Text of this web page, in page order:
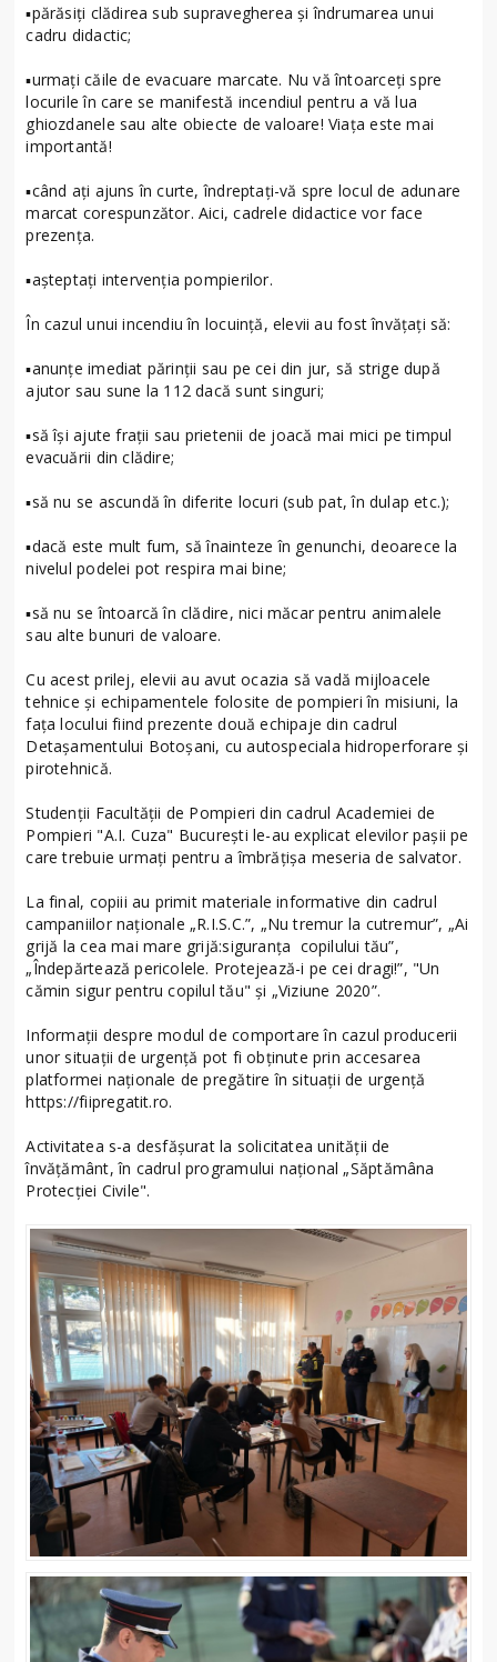
▪️părăsiți clădirea sub supravegherea și îndrumarea unui
cadru didactic;
▪️urmaţi căile de evacuare marcate. Nu vă întoarceţi spre
locurile în care se manifestă incendiul pentru a vă lua
ghiozdanele sau alte obiecte de valoare! Viaţa este mai
importantă!
▪️când aţi ajuns în curte, îndreptaţi-vă spre locul de adunare
marcat corespunzător. Aici, cadrele didactice vor face
prezenţa.
▪️aşteptaţi intervenția pompierilor.
În cazul unui incendiu în locuință, elevii au fost învățați să:
▪️anunţe imediat părinţii sau pe cei din jur, să strige după
ajutor sau sune la 112 dacă sunt singuri;
▪️să își ajute frații sau prietenii de joacă mai mici pe timpul
evacuării din clădire;
▪️să nu se ascundă în diferite locuri (sub pat, în dulap etc.);
▪️dacă este mult fum, să înainteze în genunchi, deoarece la
nivelul podelei pot respira mai bine;
▪️să nu se întoarcă în clădire, nici măcar pentru animalele
sau alte bunuri de valoare.
Cu acest prilej, elevii au avut ocazia să vadă mijloacele
tehnice și echipamentele folosite de pompieri în misiuni, la
fața locului fiind prezente două echipaje din cadrul
Detașamentului Botoșani, cu autospeciala hidroperforare și
pirotehnică.
Studenții Facultății de Pompieri din cadrul Academiei de
Pompieri "A.I. Cuza" București le-au explicat elevilor pașii pe
care trebuie urmați pentru a îmbrățișa meseria de salvator.
La final, copiii au primit materiale informative din cadrul
campaniilor naționale „R.I.S.C.”, „Nu tremur la cutremur”, „Ai
grijă la cea mai mare grijă:siguranța copilului tău”,
„Îndepărtează pericolele. Protejează-i pe cei dragi!”, "Un
cămin sigur pentru copilul tău" și „Viziune 2020”.
Informații despre modul de comportare în cazul producerii
unor situații de urgență pot fi obținute prin accesarea
platformei naționale de pregătire în situații de urgență
https://fiipregatit.ro.
Activitatea s-a desfășurat la solicitatea unității de
învățământ, în cadrul programului național „Săptămâna
Protecției Civile".